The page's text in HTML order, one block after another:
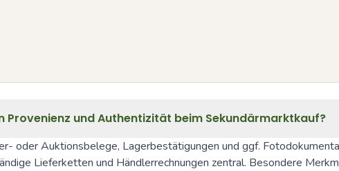
Provenienz und Authentizität beim Sekundärmarktkauf?
oder Auktionsbelege, Lagerbestätigungen und ggf.
Lieferketten und Händlerrechnungen zentral. Besondere